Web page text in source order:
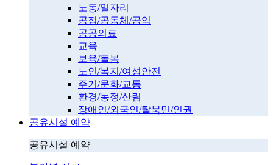
노동/일자리
공정/공동체/공익
공공의료
교육
보육/돌봄
노인/복지/여성안전
주거/문화/교통
환경/농정/산림
장애인/외국인/탈북민/인권
공유시설 예약
공유시설 예약